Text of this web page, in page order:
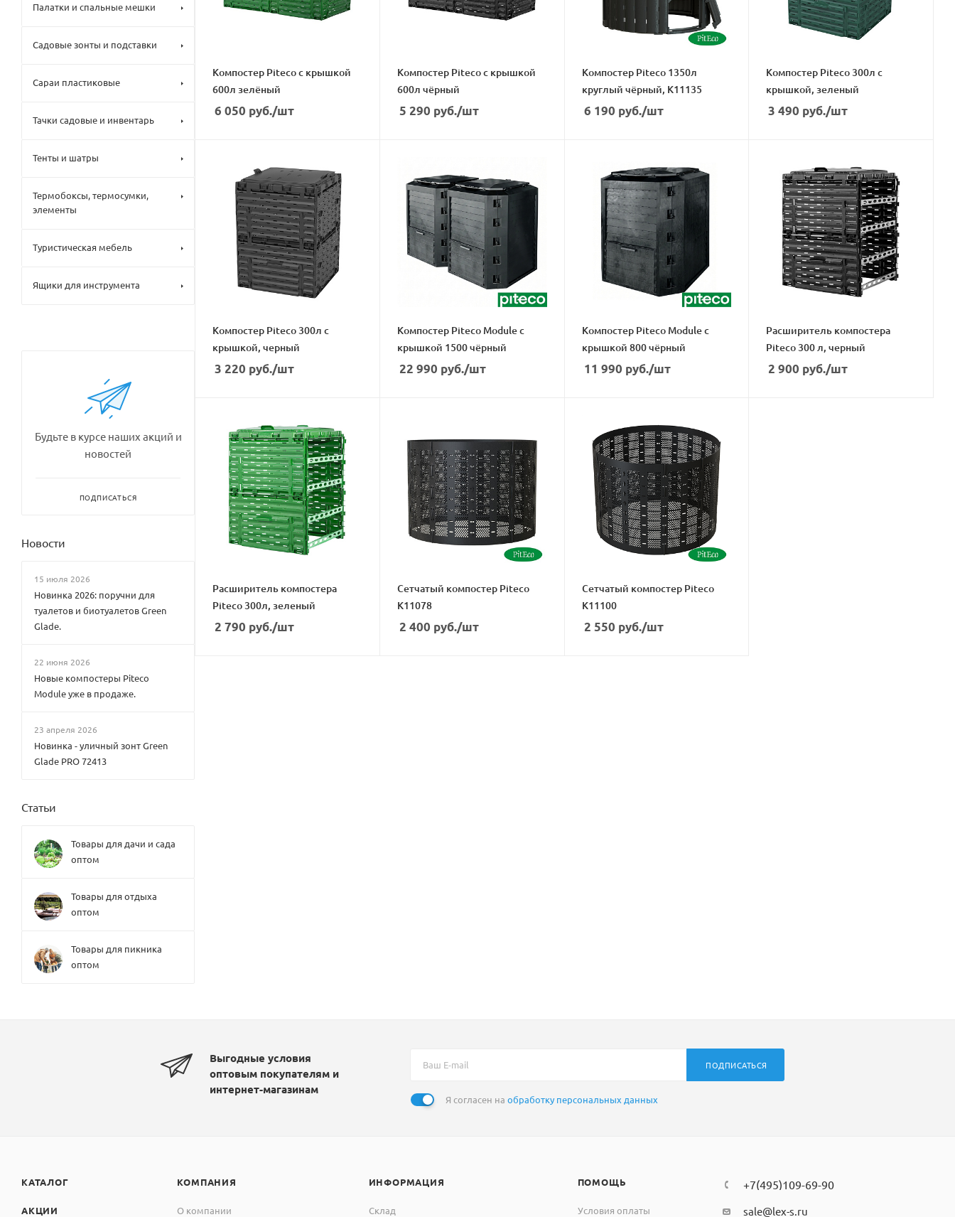
Компостер Piteco с крышкой
600л зелёный
6 050 руб./шт
Компостер Piteco с крышкой
600л чёрный
5 290 руб./шт
Компостер Piteco 1350л
круглый чёрный, K11135
6 190 руб./шт
Компостер Piteco 300л с
крышкой, зеленый
3 490 руб./шт
Компостер Piteco 300л с
крышкой, черный
3 220 руб./шт
Компостер Piteco Module с
крышкой 1500 чёрный
22 990 руб./шт
Компостер Piteco Module с
крышкой 800 чёрный
11 990 руб./шт
Расширитель компостера
Piteco 300 л, черный
2 900 руб./шт
Расширитель компостера
Piteco 300л, зеленый
2 790 руб./шт
Сетчатый компостер Piteco
K11078
2 400 руб./шт
Сетчатый компостер Piteco
K11100
2 550 руб./шт
Палатки и спальные мешки
Садовые зонты и подставки
Сараи пластиковые
Тачки садовые и инвентарь
Тенты и шатры
Термобоксы, термосумки,
элементы
Туристическая мебель
Ящики для инструмента
Будьте в курсе наших акций и
новостей
ПОДПИСАТЬСЯ
Новости
15 июля 2026
Новинка 2026: поручни для
туалетов и биотуалетов Green
Glade.
22 июня 2026
Новые компостеры Piteco
Module уже в продаже.
23 апреля 2026
Новинка - уличный зонт Green
Glade PRO 72413
Статьи
Товары для дачи и сада
оптом
Товары для отдыха
оптом
Товары для пикника
оптом
Выгодные условия
оптовым покупателям и
интернет-магазинам
ПОДПИСАТЬСЯ
Я согласен на обработку персональных данных
КАТАЛОГ
АКЦИИ
КОМПАНИЯ
О компании
ИНФОРМАЦИЯ
Склад
ПОМОЩЬ
Условия оплаты
+7(495)109-69-90
sale@lex-s.ru